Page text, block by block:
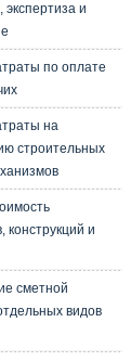
экспертиза и
по оплате
на
строительных
конструкций и
сметной
видов